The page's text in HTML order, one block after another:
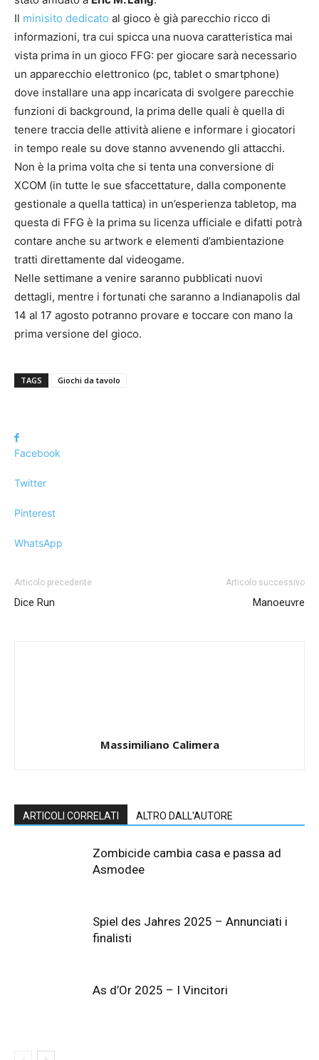
Il minisito dedicato al gioco è già parecchio ricco di
informazioni, tra cui spicca una nuova caratteristica mai
vista prima in un gioco FFG: per giocare sarà necessario
un apparecchio elettronico (pc, tablet o smartphone)
dove installare una app incaricata di svolgere parecchie
funzioni di background, la prima delle quali è quella di
tenere traccia delle attività aliene e informare i giocatori
in tempo reale su dove stanno avvenendo gli attacchi.
Non è la prima volta che si tenta una conversione di
XCOM (in tutte le sue sfaccettature, dalla componente
gestionale a quella tattica) in un’esperienza tabletop, ma
questa di FFG è la prima su licenza ufficiale e difatti potrà
contare anche su artwork e elementi d’ambientazione
tratti direttamente dal videogame.
Nelle settimane a venire saranno pubblicati nuovi
dettagli, mentre i fortunati che saranno a Indianapolis dal
14 al 17 agosto potranno provare e toccare con mano la
prima versione del gioco.
TAGS Giochi da tavolo
Facebook
Twitter
Pinterest
WhatsApp
Articolo precedente
Dice Run
Articolo successivo
Manoeuvre
Massimiliano Calimera
ARTICOLI CORRELATI ALTRO DALL'AUTORE
Zombicide cambia casa e passa ad
Asmodee
Spiel des Jahres 2025 – Annunciati i
finalisti
As d’Or 2025 – I Vincitori